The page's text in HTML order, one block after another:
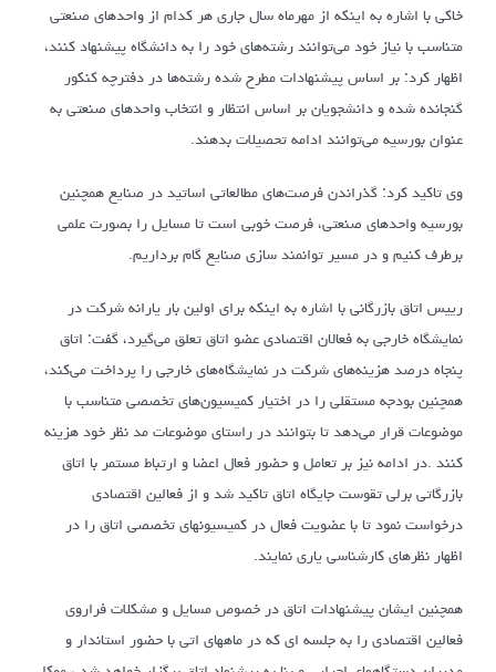
خاکی با اشاره به اینکه از مهرماه سال جاری هر کدام از واحد‌های صنعتی
متناسب با نیاز خود می‌توانند رشته‌های خود را به دانشگاه پیشنهاد کنند،
اظهار کرد: بر اساس پیشنهادات مطرح شده رشته‌ها در دفترچه کنکور
گنجانده شده و دانشجویان بر اساس انتظار و انتخاب واحدهای صنعتی به
عنوان بورسیه می‌توانند ادامه تحصیلات بدهند.
وی تاکید کرد: گذراندن فرصت‌های مطالعاتی اساتید در صنایع همچنین
بورسیه واحد‌های صنعتی، فرصت خوبی است تا مسایل را بصورت علمی
برطرف کنیم و در مسیر توانمند سازی صنایع گام برداریم.
رییس اتاق بازرگانی با اشاره به اینکه برای اولین بار یارانه شرکت در
نمایشگاه خارجی به فعالان اقتصادی عضو اتاق تعلق می‌گیرد، گفت: اتاق
پنجاه درصد هزینه‌های شرکت در نمایشگاه‌های خارجی را پرداخت می‌کند،
همچنین بودجه مستقلی را در اختیار کمیسیون‌های تخصصی متناسب با
موضوعات قرار می‌دهد تا بتوانند در راستای موضوعات مد نظر خود هزینه
کنند .در ادامه نیز بر تعامل و حضور فعال اعضا و ارتباط مستمر با اتاق
بازرگاتی برلی تقوست جایگاه اتاق تاکید شد و از فعالین اقتصادی
درخواست نمود تا با عضویت فعال در کمیسیونهای تخصصی اتاق را در
اظهار نظرهای کارشناسی یاری نمایند.
همچنین ایشان پیشنهادات اتاق در خصوص مسایل و مشکلات فراروی
فعالین اقتصادی را به جلسه ای که در ماههای اتی با حضور استاندار و